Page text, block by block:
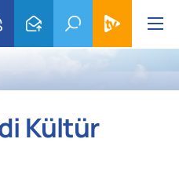
Kültür